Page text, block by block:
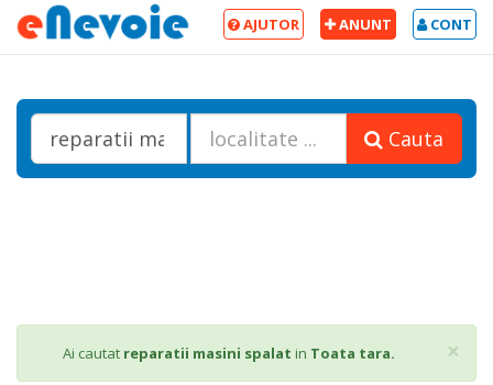
CONT
ANUNT
AJUTOR
Cauta
×
Ai cautat reparatii masini spalat in Toata tara.